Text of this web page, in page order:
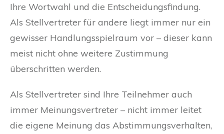
Ihre Wortwahl und die Entscheidungsfindung.
Als Stellvertreter für andere liegt immer nur ein
gewisser Handlungsspielraum vor – dieser kann
meist nicht ohne weitere Zustimmung
überschritten werden.
Als Stellvertreter sind Ihre Teilnehmer auch
immer Meinungsvertreter – nicht immer leitet
die eigene Meinung das Abstimmungsverhalten,